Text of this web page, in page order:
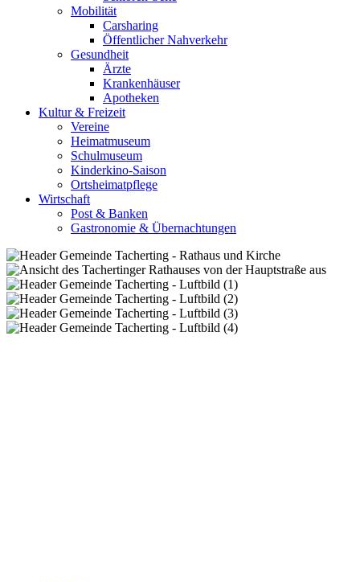
Mobilität
Carsharing
Öffentlicher Nahverkehr
Gesundheit
Ärzte
Krankenhäuser
Apotheken
Kultur & Freizeit
Vereine
Heimatmuseum
Schulmuseum
Kinderkino-Saison
Ortsheimatpflege
Wirtschaft
Post & Banken
Gastronomie & Übernachtungen